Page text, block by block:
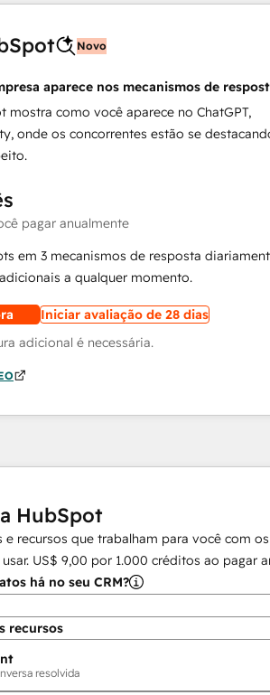
Novo
aparece nos mecanismos de
mostra como você aparece no ChatGPT,
onde os concorrentes estão se
pagar anualmente
em 3 mecanismos de resposta
a qualquer momento.
Iniciar avaliação de 28 dias
adicional é necessária.
HubSpot
e recursos que trabalham para você com
US$ 9,00 por 1.000 créditos ao pagar
há no seu CRM?
recursos
resolvida